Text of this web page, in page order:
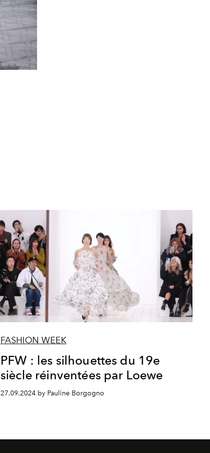
FASHION WEEK
PFW : les silhouettes du 19e
siècle réinventées par Loewe
27.09.2024 by Pauline Borgogno